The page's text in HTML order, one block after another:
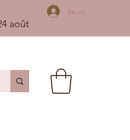
août
Se connecter